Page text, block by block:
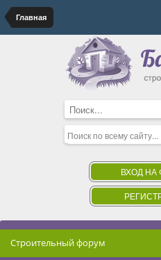
Главная
ВХОД НА
Строительный форум